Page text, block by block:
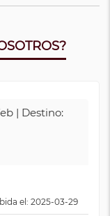
| Destino:
el: 2025-03-29